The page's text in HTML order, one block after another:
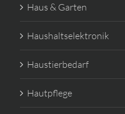
Haus & Garten
Haushaltselektronik
Haustierbedarf
Hautpflege